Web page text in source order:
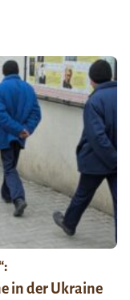
in der Ukraine